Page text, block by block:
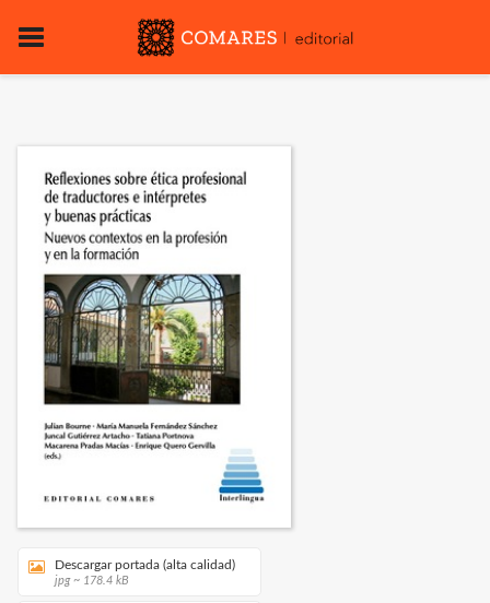
Descargar portada (alta calidad)
jpg ~ 178.4 kB